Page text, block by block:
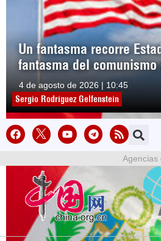
Un fantasma recorre
fantasma del comunismo
4 de agosto de 2026 | 10:45
Sergio Rodríguez Gelfenstein
Agencias